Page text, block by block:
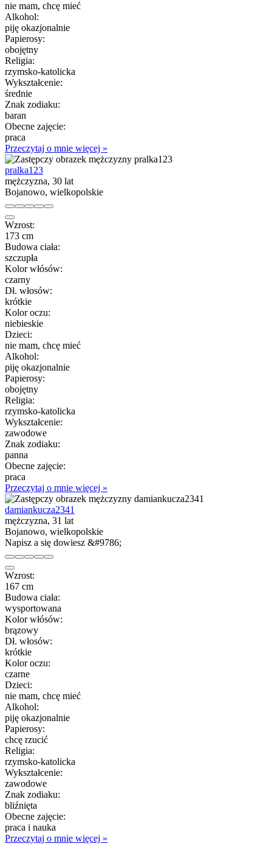
nie mam, chcę mieć
Alkohol:
piję okazjonalnie
Papierosy:
obojętny
Religia:
rzymsko-katolicka
Wykształcenie:
średnie
Znak zodiaku:
baran
Obecne zajęcie:
praca
Przeczytaj o mnie więcej »
pralka123
mężczyzna, 30 lat
Bojanowo, wielkopolskie
Wzrost:
173 cm
Budowa ciała:
szczupła
Kolor włósów:
czarny
Dł. włosów:
krótkie
Kolor oczu:
niebieskie
Dzieci:
nie mam, chcę mieć
Alkohol:
piję okazjonalnie
Papierosy:
obojętny
Religia:
rzymsko-katolicka
Wykształcenie:
zawodowe
Znak zodiaku:
panna
Obecne zajęcie:
praca
Przeczytaj o mnie więcej »
damiankucza2341
mężczyzna, 31 lat
Bojanowo, wielkopolskie
Napisz a się dowiesz &#9786;
Wzrost:
167 cm
Budowa ciała:
wysportowana
Kolor włósów:
brązowy
Dł. włosów:
krótkie
Kolor oczu:
czarne
Dzieci:
nie mam, chcę mieć
Alkohol:
piję okazjonalnie
Papierosy:
chcę rzucić
Religia:
rzymsko-katolicka
Wykształcenie:
zawodowe
Znak zodiaku:
bliźnięta
Obecne zajęcie:
praca i nauka
Przeczytaj o mnie więcej »